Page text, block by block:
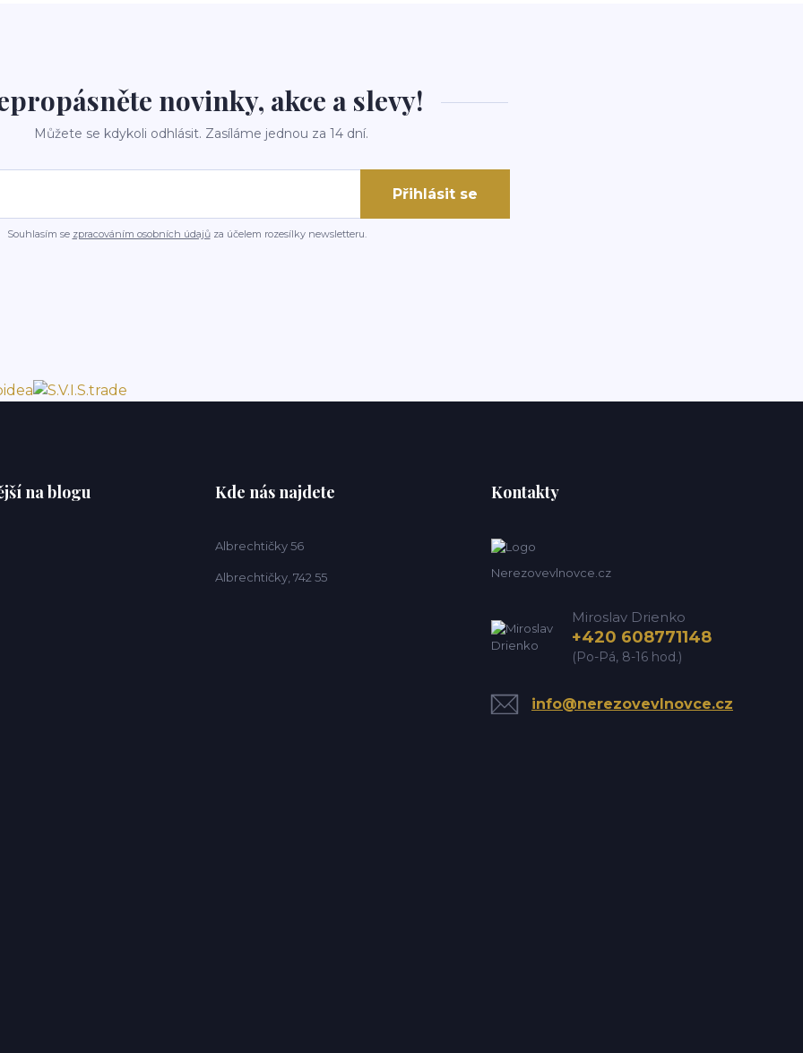
novinky, akce a slevy!
Můžete se kdykoli odhlásit. Zasíláme jednou za 14 dní.
Přihlásit se
Souhlasím se zpracováním osobních údajůza účelem rozesílky newsletteru.
na blogu Kde nás najdete
Albrechtičky 56
Albrechtičky, 742 55
Kontakty
Nerezovevlnovce.cz
Miroslav Drienko
+420 608771148
(Po-Pá, 8-16 hod.)
info@nerezovevlnovce.cz